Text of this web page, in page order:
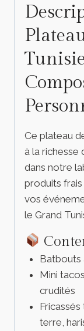
Ce plateau
à la richesse
dans notre
produits
vos
le Grand
Batbouts
Mini
crudités
terre,